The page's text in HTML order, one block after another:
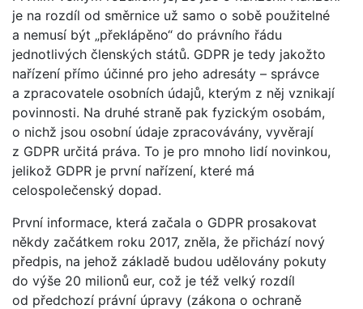
je na rozdíl od směrnice už samo o sobě použitelné
a nemusí být „překlápěno“ do právního řádu
jednotlivých členských států. GDPR je tedy jakožto
nařízení přímo účinné pro jeho adresáty – správce
a zpracovatele osobních údajů, kterým z něj vznikají
povinnosti. Na druhé straně pak fyzickým osobám,
o nichž jsou osobní údaje zpracovávány, vyvěrají
z GDPR určitá práva. To je pro mnoho lidí novinkou,
jelikož GDPR je první nařízení, které má
celospolečenský dopad.
První informace, která začala o GDPR prosakovat
někdy začátkem roku 2017, zněla, že přichází nový
předpis, na jehož základě budou udělovány pokuty
do výše 20 milionů eur, což je též velký rozdíl
od předchozí právní úpravy (zákona o ochraně